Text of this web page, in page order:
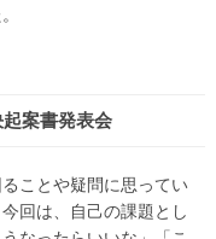
案書発表会
ことや疑問に思ってい
回は、自己の課題とし